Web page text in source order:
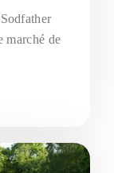
marché de